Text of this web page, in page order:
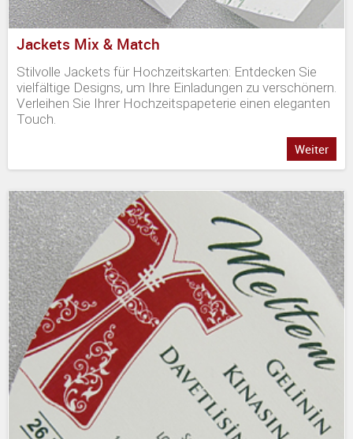
Jackets Mix & Match
Stilvolle Jackets für Hochzeitskarten: Entdecken Sie
vielfältige Designs, um Ihre Einladungen zu verschönern.
Verleihen Sie Ihrer Hochzeitspapeterie einen eleganten
Touch.
Weiter